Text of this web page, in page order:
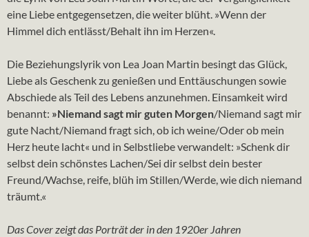
eine Liebe entgegensetzen, die weiter blüht. »Wenn der
Himmel dich entlässt/Behalt ihn im Herzen«.
Die Beziehungslyrik von Lea Joan Martin besingt das Glück,
Liebe als Geschenk zu genießen und Enttäuschungen sowie
Abschiede als Teil des Lebens anzunehmen. Einsamkeit wird
benannt: »Niemand sagt mir guten Morgen/Niemand sagt mir
gute Nacht/Niemand fragt sich, ob ich weine/Oder ob mein
Herz heute lacht« und in Selbstliebe verwandelt: »Schenk dir
selbst dein schönstes Lachen/Sei dir selbst dein bester
Freund/Wachse, reife, blüh im Stillen/Werde, wie dich niemand
träumt.«
Das Cover zeigt das Porträt der in den 1920er Jahren